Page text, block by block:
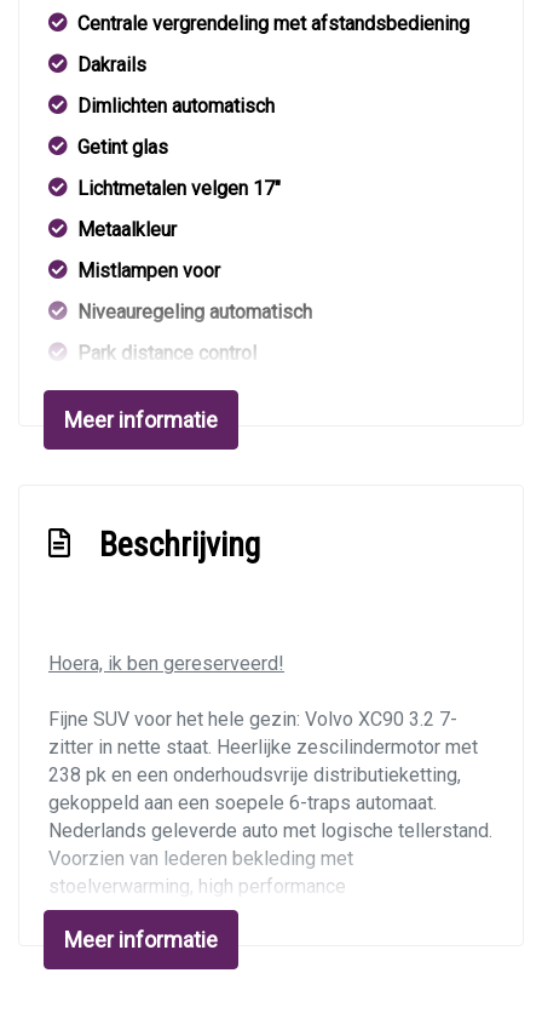
Centrale vergrendeling met afstandsbediening
Dakrails
Dimlichten automatisch
Getint glas
Lichtmetalen velgen 17"
Metaalkleur
Mistlampen voor
Niveauregeling automatisch
Park distance control
Parkeersensor achter
Trekhaak met afneembare kogel
Armsteun voor
Elektrische ramen voor en achter
Lederen bekleding
Lederen versnellingspook
Lendesteun(en) verstelbaar
Middenarmsteun voor
Stuur leder
Stuur verstelbaar
Stuurbekrachtiging
Meer informatie
Beschrijving
Hoera, ik ben gereserveerd!
Fijne SUV voor het hele gezin: Volvo XC90 3.2 7-
zitter in nette staat. Heerlijke zescilindermotor met
238 pk en een onderhoudsvrije distributieketting,
gekoppeld aan een soepele 6-traps automaat.
Nederlands geleverde auto met logische tellerstand.
Voorzien van lederen bekleding met
stoelverwarming, high performance
geluidsinstallatie, automatische airco, cruise control,
parkeersensoren en 17 inch lichtmetalen velgen. Er
is een afneembare trekhaak met 2.250 kg
Meer informatie